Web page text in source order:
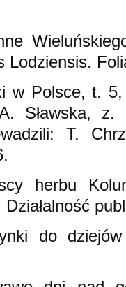
Lodziensis.
w Polsce, t.
Sławska, z.
T.
herbu
do